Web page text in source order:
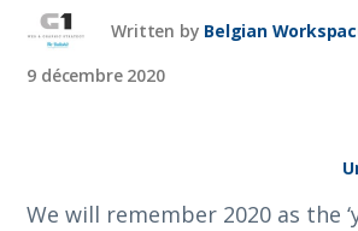
Written by Belgian
9 décembre 2020
We will remember 2020 as the